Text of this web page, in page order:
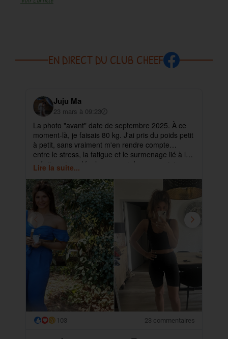
EN DIRECT DU CLUB CHEEF
Juju Ma
23 mars à 09:23
La photo "avant" date de septembre 2025. À ce
moment-là, je faisais 80 kg. J'ai pris du poids petit
à petit, sans vraiment m'en rendre compte…
entre le stress, la fatigue et le surmenage lié à la
création et au développement de mes projets.
Lire la suite...
😮 103 23 commentaires